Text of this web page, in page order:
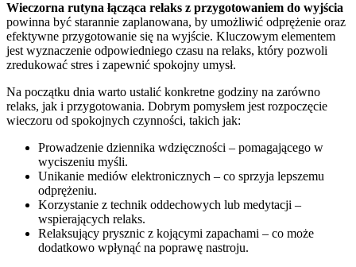
Wieczorna rutyna łącząca relaks z przygotowaniem do wyjścia
powinna być starannie zaplanowana, by umożliwić odprężenie oraz
efektywne przygotowanie się na wyjście. Kluczowym elementem
jest wyznaczenie odpowiedniego czasu na relaks, który pozwoli
zredukować stres i zapewnić spokojny umysł.
Na początku dnia warto ustalić konkretne godziny na zarówno
relaks, jak i przygotowania. Dobrym pomysłem jest rozpoczęcie
wieczoru od spokojnych czynności, takich jak:
Prowadzenie dziennika wdzięczności – pomagającego w
wyciszeniu myśli.
Unikanie mediów elektronicznych – co sprzyja lepszemu
odprężeniu.
Korzystanie z technik oddechowych lub medytacji –
wspierających relaks.
Relaksujący prysznic z kojącymi zapachami – co może
dodatkowo wpłynąć na poprawę nastroju.